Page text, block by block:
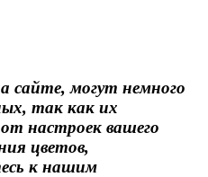
сайте, могут немного
так как их
настроек вашего
цветов,
к нашим